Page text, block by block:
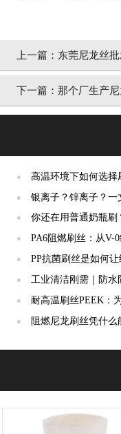
上一篇： 东莞尼龙丝
下一篇： 那个厂生产
●
高温环境下如何选择
丝给出答案
●
银离子？锌离子？一
心科技与选择标准
●
你还在用普通奶瓶刷
婴安全真正的“隐形
●
PA6阻燃刷丝：从V-
业毛刷的安全底线谁
● PP抗菌刷丝是如何
● 工业清洁刚需｜防水
●
耐高温刷丝PEEK：
儿”？
●
阻燃尼龙刷丝凭什么